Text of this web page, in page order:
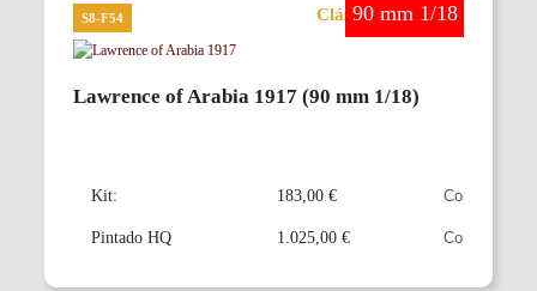
S8-F54 Clásicos en 90 mm
90 mm 1/18
Lawrence of Arabia 1917 (90 mm 1/18)
Kit: 183,00 €
Pintado HQ 1.025,00 €